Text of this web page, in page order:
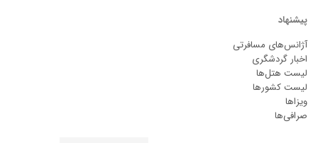
پیشنهاد
آژانس‌های مسافرتی
اخبار گردشگری
لیست هتل‌ها
لیست کشورها
ویزاها
صرافی‌ها